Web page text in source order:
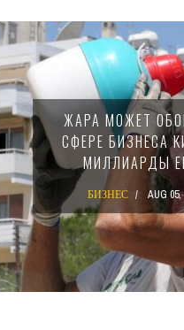
ЖАРА МОЖЕТ
СФЕРЕ БИЗНЕСА
МИЛЛИАРДЫ
БИЗНЕС AUG 05,